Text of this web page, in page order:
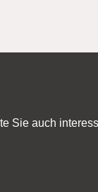
Sie auch